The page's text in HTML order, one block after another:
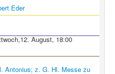
Eder
August, 18:00
Antonius; z. G. Hl. Messe zu